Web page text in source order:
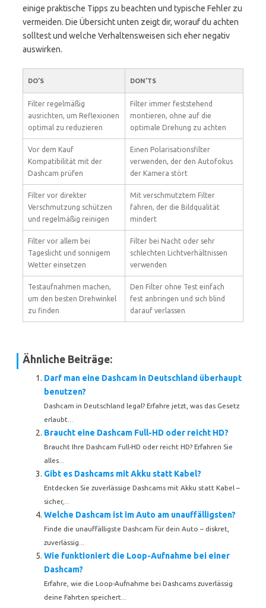
einige praktische Tipps zu beachten und typische Fehler zu
vermeiden. Die Übersicht unten zeigt dir, worauf du achten
solltest und welche Verhaltensweisen sich eher negativ
auswirken.
DO’S DON’TS
Filter regelmäßig
ausrichten, um Reflexionen
optimal zu reduzieren
Filter immer feststehend
montieren, ohne auf die
optimale Drehung zu achten
Vor dem Kauf
Kompatibilität mit der
Dashcam prüfen
Einen Polarisationsfilter
verwenden, der den Autofokus
der Kamera stört
Filter vor direkter
Verschmutzung schützen
und regelmäßig reinigen
Mit verschmutztem Filter
fahren, der die Bildqualität
mindert
Filter vor allem bei
Tageslicht und sonnigem
Wetter einsetzen
Filter bei Nacht oder sehr
schlechten Lichtverhältnissen
verwenden
Testaufnahmen machen,
um den besten Drehwinkel
zu finden
Den Filter ohne Test einfach
fest anbringen und sich blind
darauf verlassen
Ähnliche Beiträge:
Darf man eine Dashcam in Deutschland überhaupt
benutzen?
Dashcam in Deutschland legal? Erfahre jetzt, was das Gesetz
erlaubt...
Braucht eine Dashcam Full-HD oder reicht HD?
Braucht Ihre Dashcam Full-HD oder reicht HD? Erfahren Sie
alles...
Gibt es Dashcams mit Akku statt Kabel?
Entdecken Sie zuverlässige Dashcams mit Akku statt Kabel –
sicher,...
Welche Dashcam ist im Auto am unauffälligsten?
Finde die unauffälligste Dashcam für dein Auto – diskret,
zuverlässig...
Wie funktioniert die Loop-Aufnahme bei einer
Dashcam?
Erfahre, wie die Loop-Aufnahme bei Dashcams zuverlässig
deine Fahrten speichert...